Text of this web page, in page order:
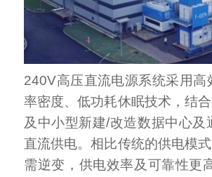
240V高压直流电源系统采用
率密度、低功耗休眠技术，结
及中小型新建/改造数据中心
直流供电。相比传统的供电模
需逆变，供电效率及可靠性更